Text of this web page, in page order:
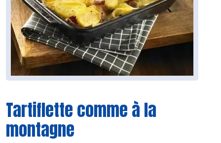
Tartiflette comme à la
montagne